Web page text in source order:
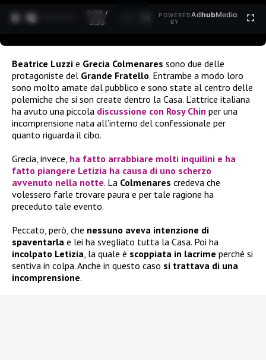
0:29 /
3:35
POWERED
BY
AdhubMedia
Beatrice Luzzi e Grecia Colmenares sono due delle
protagoniste del Grande Fratello. Entrambe a modo loro
sono molto amate dal pubblico e sono state al centro delle
polemiche che si son create dentro la Casa. L’attrice italiana
ha avuto una piccola discussione con Rosy Chin per una
incomprensione nata all’interno del confessionale per
quanto riguarda il cibo.
Grecia, invece, ha fatto arrabbiare molti inquilini e ha
fatto piangere Letizia ha causa di uno scherzo
avvenuto nella notte. La Colmenares credeva che
volessero farle trovare paura e per tale ragione ha
preceduto tale evento.
Peccato, però, che nessuno aveva intenzione di
spaventarla e lei ha svegliato tutta la Casa. Poi ha
incolpato Letizia , la quale è scoppiata in lacrime perché si
sentiva in colpa. Anche in questo caso si trattava di una
incomprensione.